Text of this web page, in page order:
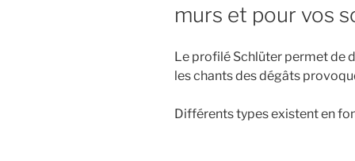
murs et pour vos
Le profilé Schlüter permet de
les chants des dégâts
Différents types existent en